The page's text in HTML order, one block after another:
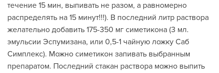
течение 15 мин, выпивать не разом, а равномерно
распределять на 15 минут!!!). В последний литр раствора
желательно добавить 175-350 мг симетикона (3 мл.
эмульсии Эспумизана, или 0,5-1 чайную ложку Саб
Симплекс). Можно симетикон запивать выбранным
препаратом. Последний стакан раствора можно выпить